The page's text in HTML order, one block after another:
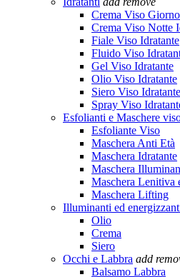
Crema Viso
Crema Viso Notte
Fiale Viso Idratante
Fluido Viso
Gel Viso Idratante
Olio Viso Idratante
Siero Viso Idratante
Spray Viso
Esfolianti e Maschere
Esfoliante Viso
Maschera Anti Età
Maschera Idratante
Maschera
Maschera Lenitiva
Maschera Lifting
Illuminanti ed
Olio
Crema
Siero
Occhi e Labbra add
Balsamo Labbra